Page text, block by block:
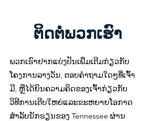
ຕິດ​ຕໍ່​ພວກ​ເຮົາ
ພວກເຮົາຢາກແບ່ງປັນເພີ່ມເຕີມກ່ຽວກັບ
ໂຄງການລາງວັນ, ຕອບຄໍາຖາມໃດໆທີ່ເຈົ້າ
ມີ, ຫຼືໄດ້ຍິນຄວາມຄິດຂອງເຈົ້າກ່ຽວກັບ
ວິທີການເຕີບໃຫຍ່ແລະຂະຫຍາຍໂອກາດ
ສໍາລັບນັກຮຽນຂອງ Tennessee ຜ່ານ